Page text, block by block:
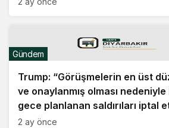
Trump: “Görüşmelerin en üst
ve onaylanmış olması
gece planlanan saldırıları iptal
Gündem
2 ay önce